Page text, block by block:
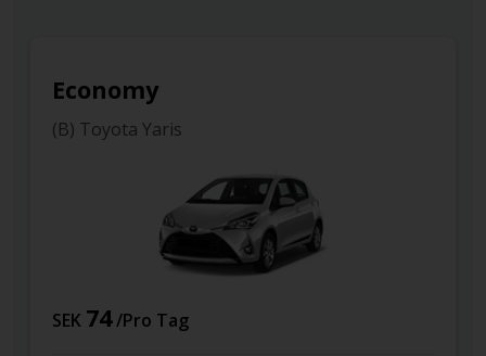
Economy
(B) Toyota Yaris
SEK 74/Pro Tag